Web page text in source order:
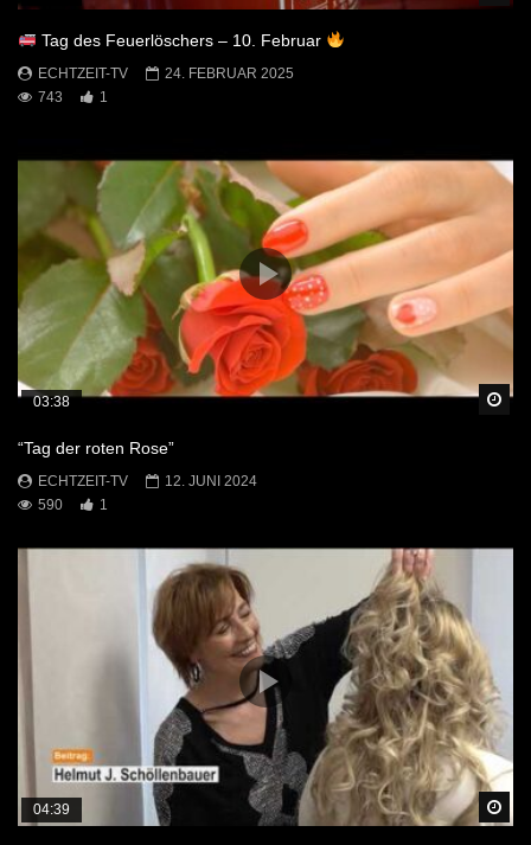
Tag des Feuerlöschers – 10. Februar
ECHTZEIT-TV
24. FEBRUAR 2025
743
1
03:38
“Tag der roten Rose”
ECHTZEIT-TV
12. JUNI 2024
590
1
04:39